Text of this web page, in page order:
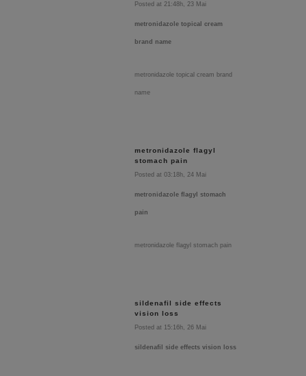
Posted at 21:48h, 23 Mai
metronidazole topical cream
brand name
metronidazole topical cream brand
name
metronidazole flagyl
stomach pain
Posted at 03:18h, 24 Mai
metronidazole flagyl stomach
pain
metronidazole flagyl stomach pain
sildenafil side effects
vision loss
Posted at 15:16h, 26 Mai
sildenafil side effects vision loss